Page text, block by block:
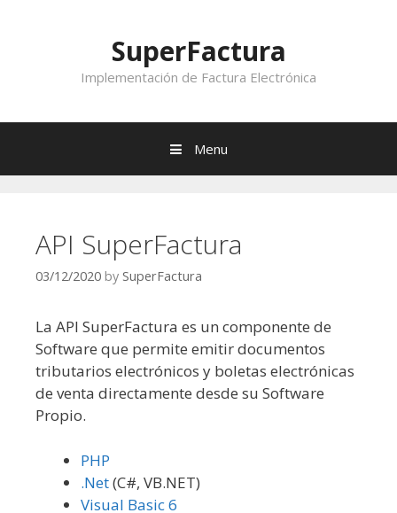
SuperFactura
Implementación de Factura Electrónica
Menu
API SuperFactura
03/12/2020 by SuperFactura
La API SuperFactura es un componente de
Software que permite emitir documentos
tributarios electrónicos y boletas electrónicas
de venta directamente desde su Software
Propio.
PHP
.Net(C#, VB.NET)
Visual Basic 6